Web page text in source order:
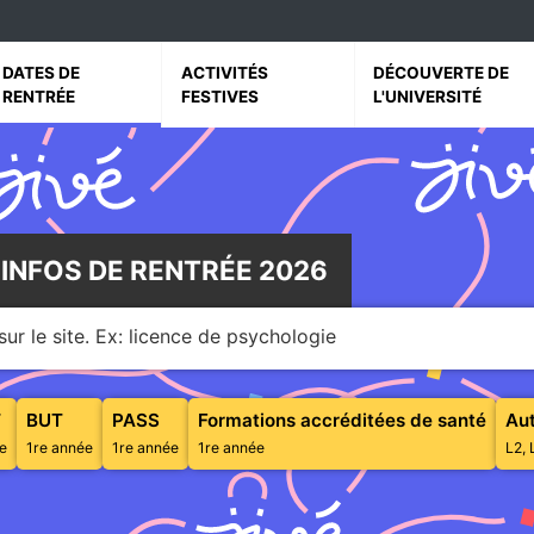
DATES DE
RENTRÉE
ACTIVITÉS
FESTIVES
DÉCOUVERTE DE
L'UNIVERSITÉ
DE RENTRÉE 2026
le site. Ex: licence de psychologie
Diplôme d'Études Universitaires Scientifiques et Techniques
BUTBachelor Universitaire de Technologie
1re année
PASSParcours d'Accès Spécifique Santé
1re année
Formations accréditées de santé
1re année L2,